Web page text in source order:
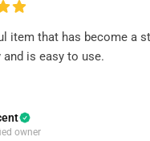
item that has become a
is easy to use.
owner